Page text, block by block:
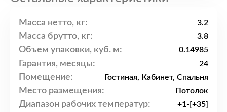
Масса нетто, кг: 3.2
Масса брутто, кг: 3.8
Объем упаковки, куб. м: 0.14985
Гарантия, месяцы: 24
Помещение: Гостиная, Кабинет, Спальня
Место размещения: Потолок
Диапазон рабочих температур: +1-[+35]